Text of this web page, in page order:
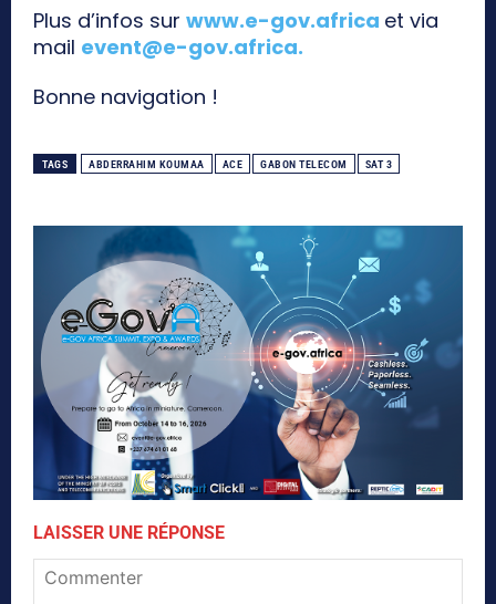
Plus d’infos sur www.e-gov.africa et via
mail event@e-gov.africa.
Bonne navigation !
TAGS ABDERRAHIM KOUMAA ACE GABON TELECOM SAT 3
LAISSER UNE RÉPONSE